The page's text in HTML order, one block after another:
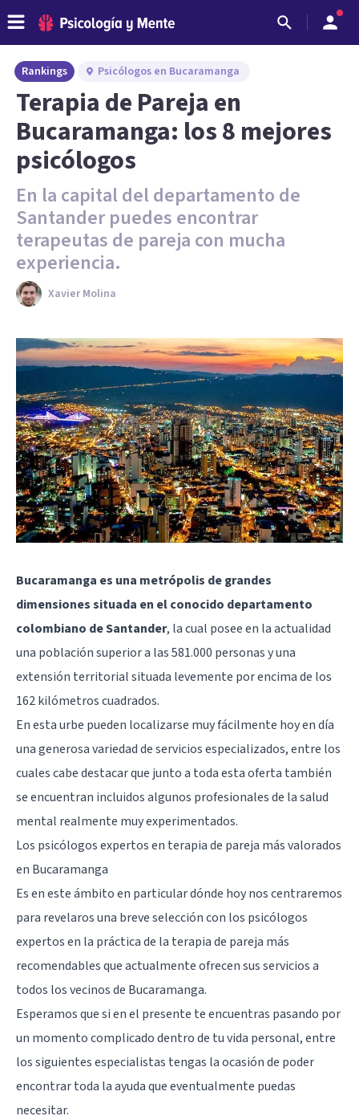
Rankings Psicólogos en Bucaramanga
Terapia de Pareja en
Bucaramanga: los 8 mejores
psicólogos
En la capital del departamento de
Santander puedes encontrar
terapeutas de pareja con mucha
experiencia.
Xavier Molina
Bucaramanga es una metrópolis de grandes
dimensiones situada en el conocido departamento
colombiano de Santander, la cual posee en la actualidad
una población superior a las 581.000 personas y una
extensión territorial situada levemente por encima de los
162 kilómetros cuadrados.
En esta urbe pueden localizarse muy fácilmente hoy en día
una generosa variedad de servicios especializados, entre los
cuales cabe destacar que junto a toda esta oferta también
se encuentran incluidos algunos profesionales de la salud
mental realmente muy experimentados.
Los psicólogos expertos en terapia de pareja más valorados
en Bucaramanga
Es en este ámbito en particular dónde hoy nos centraremos
para revelaros una breve selección con los psicólogos
expertos en la práctica de la terapia de pareja más
recomendables que actualmente ofrecen sus servicios a
todos los vecinos de Bucaramanga.
Esperamos que si en el presente te encuentras pasando por
un momento complicado dentro de tu vida personal, entre
los siguientes especialistas tengas la ocasión de poder
encontrar toda la ayuda que eventualmente puedas
necesitar.